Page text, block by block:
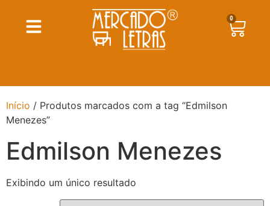
0
Início / Produtos marcados com a tag “Edmilson
Menezes”
Edmilson Menezes
Exibindo um único resultado